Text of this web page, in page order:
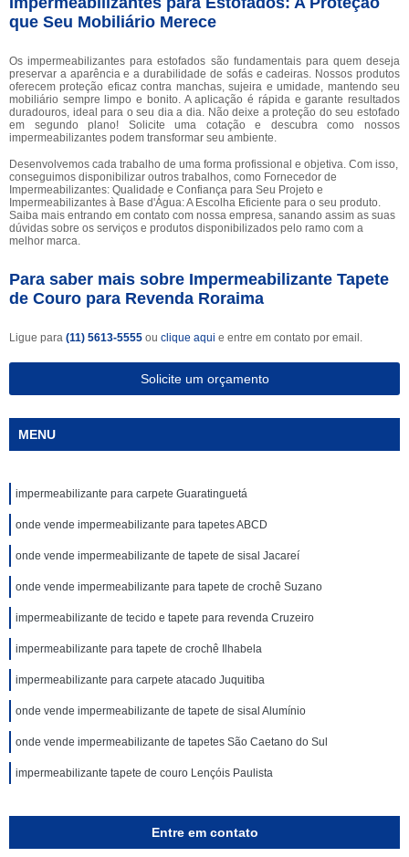
que Seu Mobiliário Merece
Os impermeabilizantes para estofados são fundamentais para quem deseja
preservar a aparência e a durabilidade de sofás e cadeiras. Nossos produtos
oferecem proteção eficaz contra manchas, sujeira e umidade, mantendo seu
mobiliário sempre limpo e bonito. A aplicação é rápida e garante resultados
duradouros, ideal para o seu dia a dia. Não deixe a proteção do seu estofado
em segundo plano! Solicite uma cotação e descubra como nossos
impermeabilizantes podem transformar seu ambiente.
Desenvolvemos cada trabalho de uma forma profissional e objetiva. Com isso,
conseguimos disponibilizar outros trabalhos, como Fornecedor de
Impermeabilizantes: Qualidade e Confiança para Seu Projeto e
Impermeabilizantes à Base d'Água: A Escolha Eficiente para o seu produto.
Saiba mais entrando em contato com nossa empresa, sanando assim as suas
dúvidas sobre os serviços e produtos disponibilizados pelo ramo com a
melhor marca.
Para saber mais sobre Impermeabilizante Tapete
de Couro para Revenda Roraima
Ligue para (11) 5613-5555 ou clique aqui e entre em contato por email.
Solicite um orçamento
MENU
impermeabilizante para carpete Guaratinguetá
onde vende impermeabilizante para tapetes ABCD
onde vende impermeabilizante de tapete de sisal Jacareí
onde vende impermeabilizante para tapete de crochê Suzano
impermeabilizante de tecido e tapete para revenda Cruzeiro
impermeabilizante para tapete de crochê Ilhabela
impermeabilizante para carpete atacado Juquitiba
onde vende impermeabilizante de tapete de sisal Alumínio
onde vende impermeabilizante de tapetes São Caetano do Sul
impermeabilizante tapete de couro Lençóis Paulista
Entre em contato